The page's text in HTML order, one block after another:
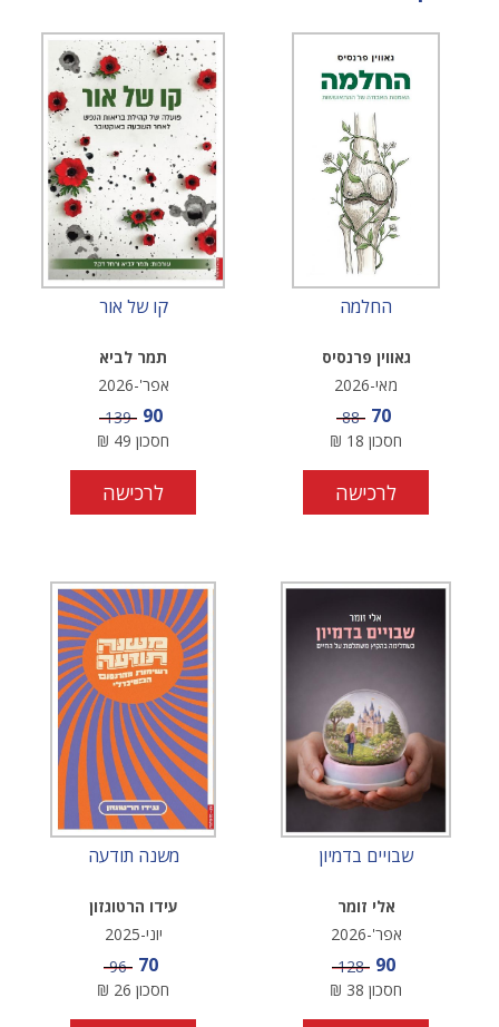
החלמה
גאווין פרנסיס
מאי-2026
מחיר מבצע
70 מחיר
88
חסכון 18
₪
לרכישה
קו של אור
תמר לביא
אפר'-2026
מחיר מבצע
90 מחיר
139
חסכון 49
₪
לרכישה
שבויים בדמיון
אלי זומר
אפר'-2026
מחיר מבצע
90 מחיר
128
חסכון 38
₪
משנה תודעה
עידו הרטוגזון
יוני-2025
מחיר מבצע
70 מחיר
96
חסכון 26
₪